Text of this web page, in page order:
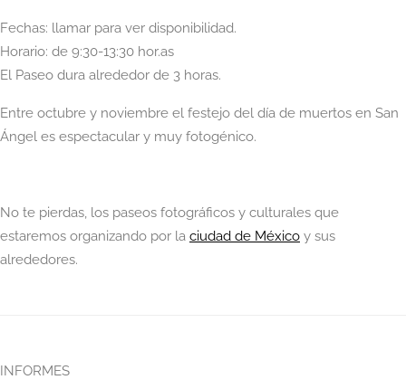
Fechas: llamar para ver disponibilidad.
Horario: de 9:30-13:30 hor.as
El Paseo dura alrededor de 3 horas.
Entre octubre y noviembre el festejo del día de muertos en San
Ángel es espectacular y muy fotogénico.
No te pierdas, los paseos fotográficos y culturales que
estaremos organizando por la ciudad de México y sus
alrededores.
INFORMES